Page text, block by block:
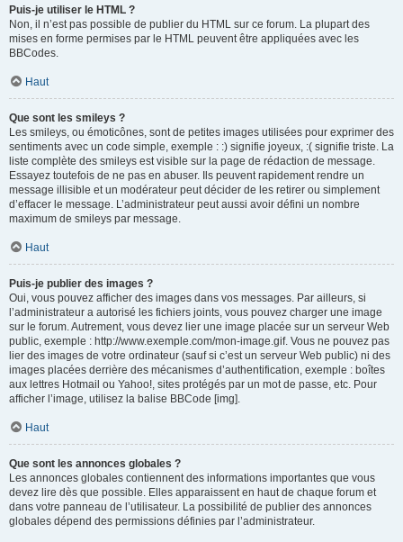
Puis-je utiliser le HTML ?
Non, il n’est pas possible de publier du HTML sur ce forum. La plupart des
mises en forme permises par le HTML peuvent être appliquées avec les
BBCodes.
Haut
Que sont les smileys ?
Les smileys, ou émoticônes, sont de petites images utilisées pour exprimer des
sentiments avec un code simple, exemple : :) signifie joyeux, :( signifie triste. La
liste complète des smileys est visible sur la page de rédaction de message.
Essayez toutefois de ne pas en abuser. Ils peuvent rapidement rendre un
message illisible et un modérateur peut décider de les retirer ou simplement
d’effacer le message. L’administrateur peut aussi avoir défini un nombre
maximum de smileys par message.
Haut
Puis-je publier des images ?
Oui, vous pouvez afficher des images dans vos messages. Par ailleurs, si
l’administrateur a autorisé les fichiers joints, vous pouvez charger une image
sur le forum. Autrement, vous devez lier une image placée sur un serveur Web
public, exemple : http://www.exemple.com/mon-image.gif. Vous ne pouvez pas
lier des images de votre ordinateur (sauf si c’est un serveur Web public) ni des
images placées derrière des mécanismes d’authentification, exemple : boîtes
aux lettres Hotmail ou Yahoo!, sites protégés par un mot de passe, etc. Pour
afficher l’image, utilisez la balise BBCode [img].
Haut
Que sont les annonces globales ?
Les annonces globales contiennent des informations importantes que vous
devez lire dès que possible. Elles apparaissent en haut de chaque forum et
dans votre panneau de l’utilisateur. La possibilité de publier des annonces
globales dépend des permissions définies par l’administrateur.